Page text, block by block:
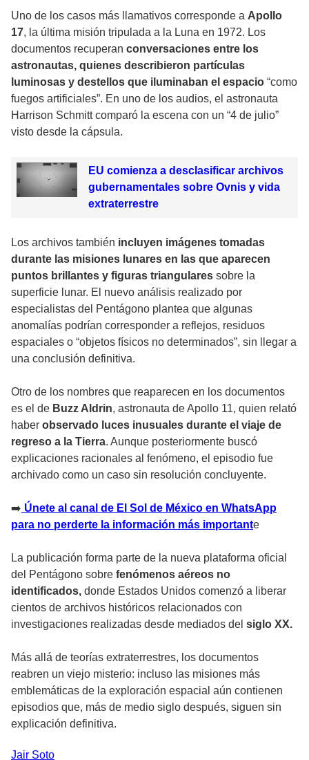
Uno de los casos más llamativos corresponde a Apollo
17, la última misión tripulada a la Luna en 1972. Los
documentos recuperan conversaciones entre los
astronautas, quienes describieron partículas
luminosas y destellos que iluminaban el espacio “como
fuegos artificiales”. En uno de los audios, el astronauta
Harrison Schmitt comparó la escena con un “4 de julio”
visto desde la cápsula.
EU comienza a desclasificar archivos
gubernamentales sobre Ovnis y vida
extraterrestre
Los archivos también incluyen imágenes tomadas
durante las misiones lunares en las que aparecen
puntos brillantes y figuras triangulares sobre la
superficie lunar. El nuevo análisis realizado por
especialistas del Pentágono plantea que algunas
anomalías podrían corresponder a reflejos, residuos
espaciales o “objetos físicos no determinados”, sin llegar a
una conclusión definitiva.
Otro de los nombres que reaparecen en los documentos
es el de Buzz Aldrin, astronauta de Apollo 11, quien relató
haber observado luces inusuales durante el viaje de
regreso a la Tierra. Aunque posteriormente buscó
explicaciones racionales al fenómeno, el episodio fue
archivado como un caso sin resolución concluyente.
➡️ Únete al canal de El Sol de México en WhatsApp
para no perderte la información más importante
La publicación forma parte de la nueva plataforma oficial
del Pentágono sobre fenómenos aéreos no
identificados, donde Estados Unidos comenzó a liberar
cientos de archivos históricos relacionados con
investigaciones realizadas desde mediados del siglo XX.
Más allá de teorías extraterrestres, los documentos
reabren un viejo misterio: incluso las misiones más
emblemáticas de la exploración espacial aún contienen
episodios que, más de medio siglo después, siguen sin
explicación definitiva.
Jair Soto